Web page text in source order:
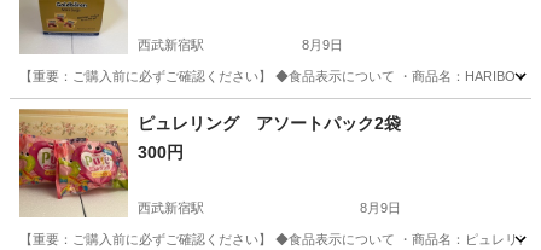
西武新宿駅 8月9日
【重要：ご購入前に必ずご確認ください】 ◆食品表示について ・商品名：HARIBO
東京 杉並区 西武新宿駅
ピュレリング アソートパック2袋
300円
西武新宿駅 8月9日
【重要：ご購入前に必ずご確認ください】 ◆食品表示について ・商品名：ピュレ